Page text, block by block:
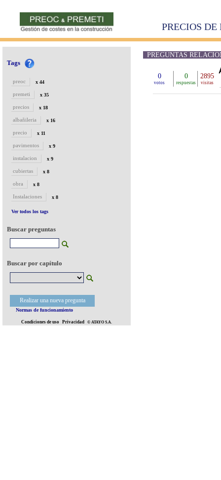
PRECIOS
Tags
preoc x 44
premeti x 35
precios x 18
albañileria x 16
precio x 11
pavimentos x 9
instalacion x 9
cubiertas x 8
obra x 8
Instalaciones x 8
Ver todos los tags
Buscar preguntas
Buscar por capítulo
Realizar una nueva pregunta
Normas de funcionamiento
Condiciones de uso Privacidad © ATAYO S.A.
PREGUNTAS
0
votos
0
respuestas
2895
visitas